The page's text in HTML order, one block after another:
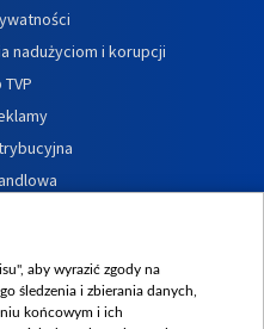
nadużyciom i korupcji
wewnętrznych
aby wyrazić zgody na
śledzenia i zbierania danych,
końcowym i ich